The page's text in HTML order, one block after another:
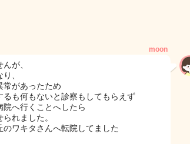
moon
が、
、
常があったため
も何もないと診察もしてもらえず
へ行くことへしたら
れました。
ワキタさんへ転院してました